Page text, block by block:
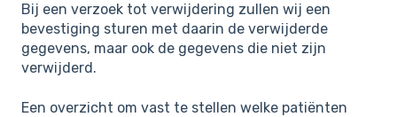
Bij een verzoek tot verwijdering zullen wij een
bevestiging sturen met daarin de verwijderde
gegevens, maar ook de gegevens die niet zijn
verwijderd.
Een overzicht om vast te stellen welke patiënten